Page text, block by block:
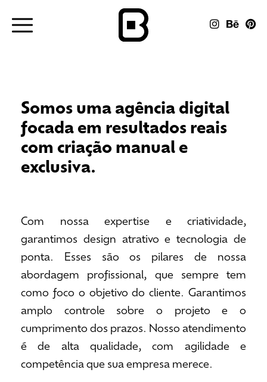
Somos uma agência digital
focada em resultados reais
com criação manual e
exclusiva.
Com nossa expertise e criatividade,
garantimos design atrativo e tecnologia de
ponta. Esses são os pilares de nossa
abordagem profissional, que sempre tem
como foco o objetivo do cliente. Garantimos
amplo controle sobre o projeto e o
cumprimento dos prazos. Nosso atendimento
é de alta qualidade, com agilidade e
competência que sua empresa merece.